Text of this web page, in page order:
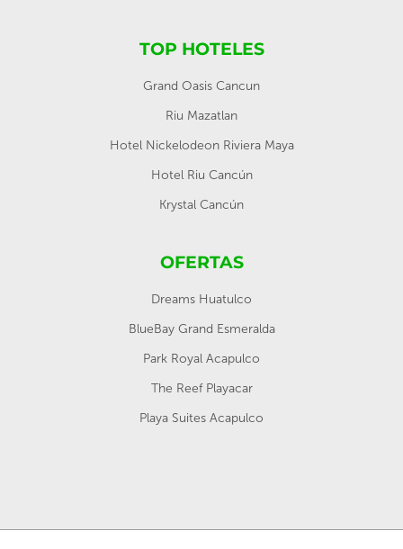
TOP HOTELES
Grand Oasis Cancun
Riu Mazatlan
Hotel Nickelodeon Riviera Maya
Hotel Riu Cancún
Krystal Cancún
OFERTAS
Dreams Huatulco
BlueBay Grand Esmeralda
Park Royal Acapulco
The Reef Playacar
Playa Suites Acapulco